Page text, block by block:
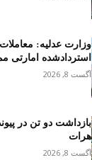
وزارت عدلیه:
استردادشده امارتی
آگست 8, 2026
بازداشت دو تن در
هرات
آگست 8, 2026